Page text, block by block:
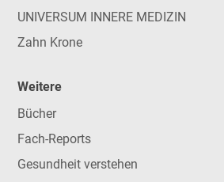
UNIVERSUM INNERE MEDIZIN
Zahn Krone
Weitere
Bücher
Fach-Reports
Gesundheit verstehen